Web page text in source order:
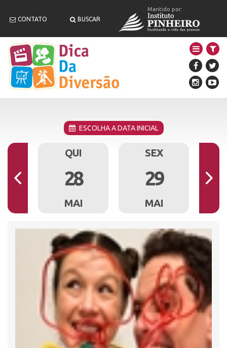
CONTATO BUSCAR
Mantido por:
ESCOLHA A DATA INICIAL
QUI
28
MAI
SEX
29
MAI